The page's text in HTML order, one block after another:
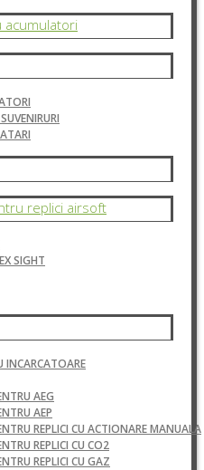
replici airsoft
SIGHT
INCARCATOARE
AEG
AEP
REPLICI CU ACTIONARE MANUALA
REPLICI CU CO2
REPLICI CU GAZ